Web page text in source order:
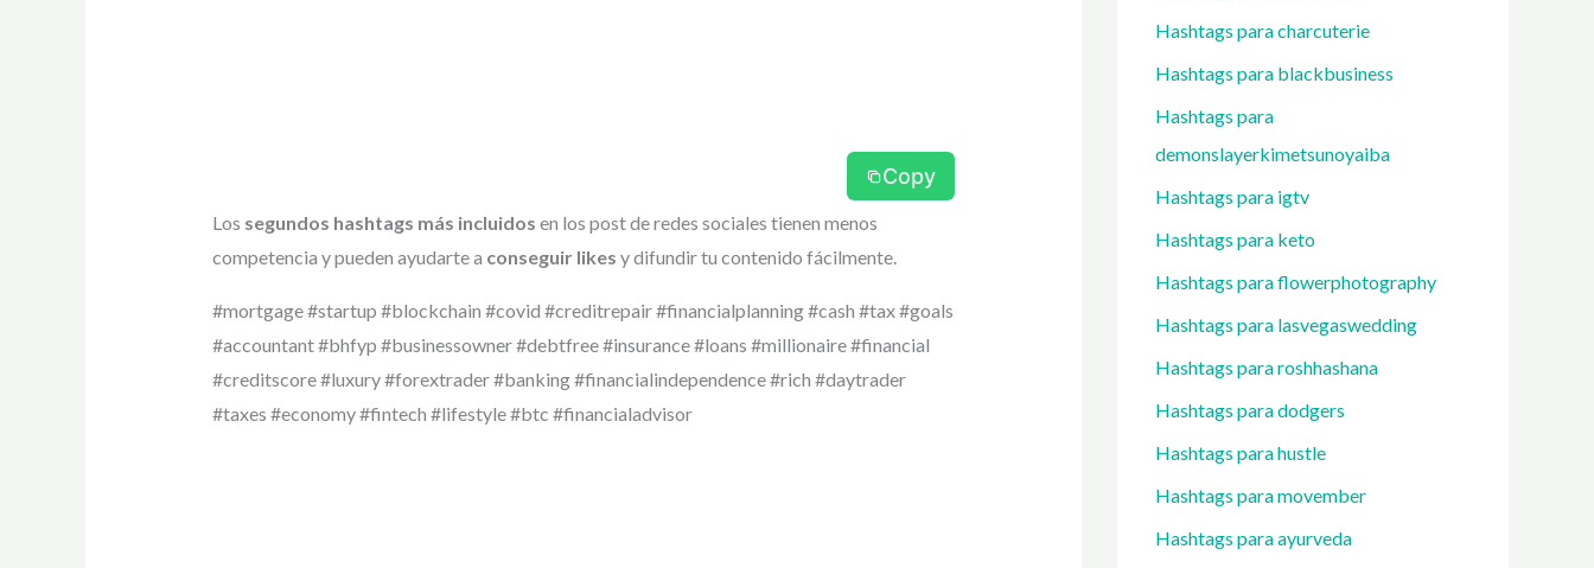
Copy
Los segundos hashtags más incluidos en los post de redes sociales tienen menos
competencia y pueden ayudarte a conseguir likes y difundir tu contenido fácilmente.
#mortgage #startup #blockchain #covid #creditrepair #financialplanning #cash #tax #goals
#accountant #bhfyp #businessowner #debtfree #insurance #loans #millionaire #financial
#creditscore #luxury #forextrader #banking #financialindependence #rich #daytrader
#taxes #economy #fintech #lifestyle #btc #financialadvisor
Hashtags para charcuterie
Hashtags para blackbusiness
Hashtags para
demonslayerkimetsunoyaiba
Hashtags para igtv
Hashtags para keto
Hashtags para flowerphotography
Hashtags para lasvegaswedding
Hashtags para roshhashana
Hashtags para dodgers
Hashtags para hustle
Hashtags para movember
Hashtags para ayurveda